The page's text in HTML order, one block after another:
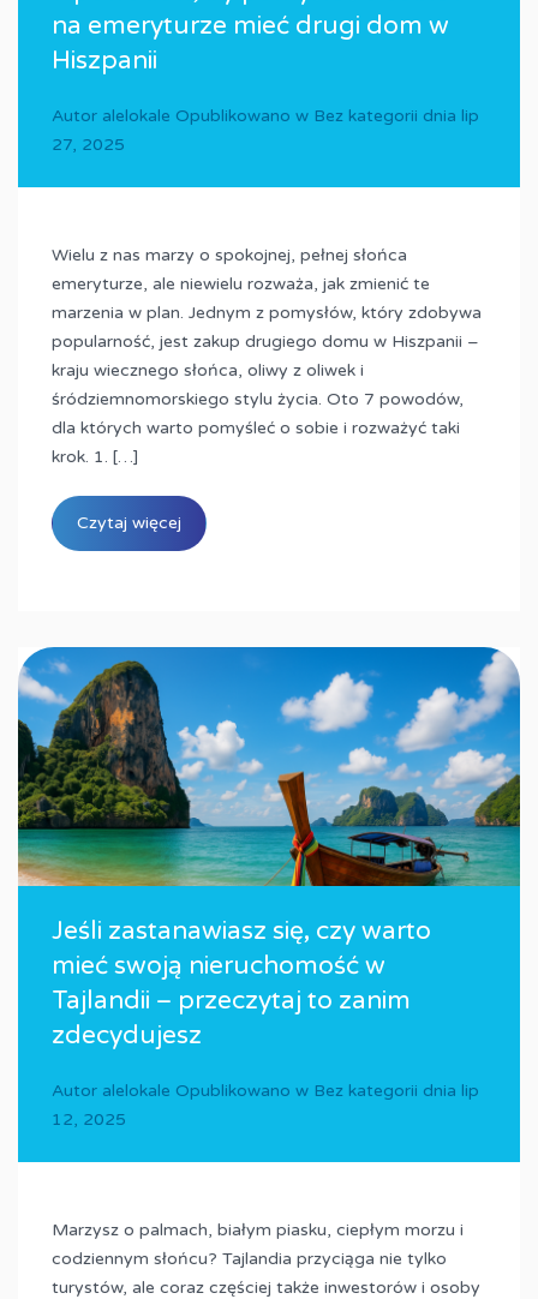
na emeryturze mieć drugi dom w
Hiszpanii
Autor alelokale Opublikowano w Bez kategorii dnia lip
27, 2025
Wielu z nas marzy o spokojnej, pełnej słońca
emeryturze, ale niewielu rozważa, jak zmienić te
marzenia w plan. Jednym z pomysłów, który zdobywa
popularność, jest zakup drugiego domu w Hiszpanii –
kraju wiecznego słońca, oliwy z oliwek i
śródziemnomorskiego stylu życia. Oto 7 powodów,
dla których warto pomyśleć o sobie i rozważyć taki
krok. 1. […]
Czytaj więcej
Jeśli zastanawiasz się, czy warto
mieć swoją nieruchomość w
Tajlandii – przeczytaj to zanim
zdecydujesz
Autor alelokale Opublikowano w Bez kategorii dnia lip
12, 2025
Marzysz o palmach, białym piasku, ciepłym morzu i
codziennym słońcu? Tajlandia przyciąga nie tylko
turystów, ale coraz częściej także inwestorów i osoby